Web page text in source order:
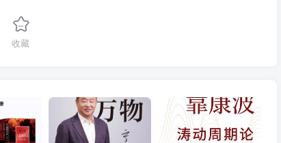
收藏